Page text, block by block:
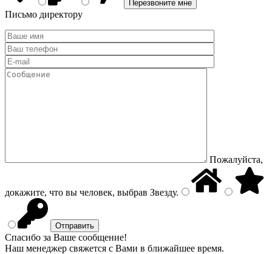
Письмо директору
Пожалуйста,
докажите, что вы человек, выбрав Звезду.
Спасибо за Ваше сообщение!
Наш менеджер свяжется с Вами в ближайшее время.